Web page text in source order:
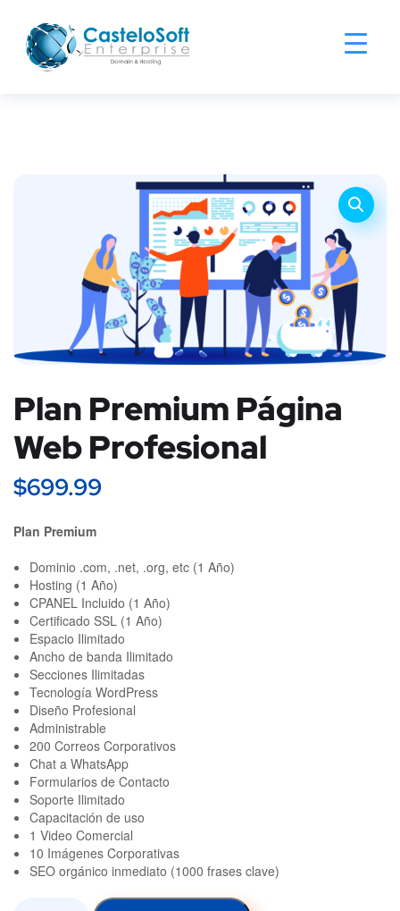
Plan Premium Página
Web Profesional
$699.99
Plan Premium
Dominio .com, .net, .org, etc (1 Año)
Hosting (1 Año)
CPANEL Incluido (1 Año)
Certificado SSL (1 Año)
Espacio Ilimitado
Ancho de banda Ilimitado
Secciones Ilimitadas
Tecnología WordPress
Diseño Profesional
Administrable
200 Correos Corporativos
Chat a WhatsApp
Formularios de Contacto
Soporte Ilimitado
Capacitación de uso
1 Video Comercial
10 Imágenes Corporativas
SEO orgánico inmediato (1000 frases clave)